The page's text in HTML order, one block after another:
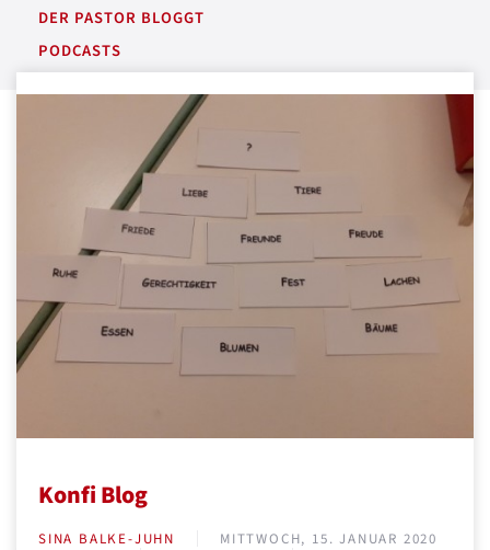
DER PASTOR BLOGGT
PODCASTS
Konfi Blog
SINA BALKE-JUHN
MITTWOCH, 15. JANUAR 2020